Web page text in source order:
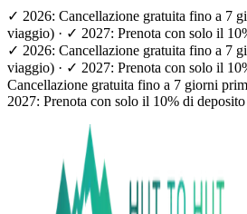
✓ 2026: Cancellazione gratuita fino a 7
viaggio) · ✓ 2027: Prenota con solo il
✓ 2026: Cancellazione gratuita fino a 7
viaggio) · ✓ 2027: Prenota con solo il
Cancellazione gratuita fino a 7 giorni
2027: Prenota con solo il 10% di deposito